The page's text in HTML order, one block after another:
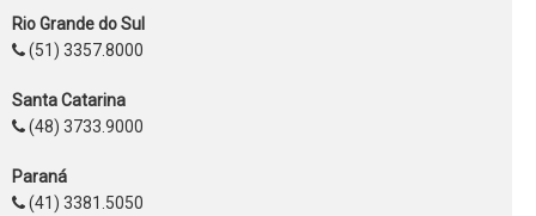
Rio Grande do Sul
(51) 3357.8000
Santa Catarina
(48) 3733.9000
Paraná
(41) 3381.5050